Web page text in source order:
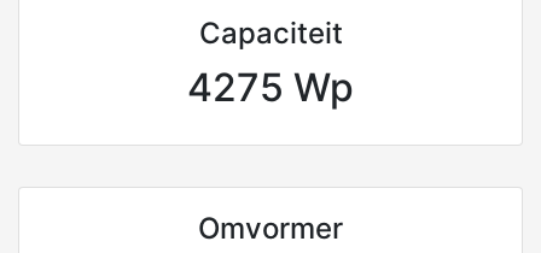
Capaciteit
4275 Wp
Omvormer